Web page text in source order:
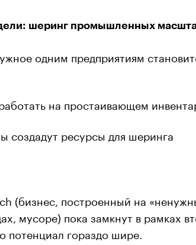
шеринг промышленных
одним предприятиям
на простаивающем
создадут ресурсы для шеринга
(бизнес, построенный на
мусоре) пока замкнут в рамках
потенциал гораздо шире.